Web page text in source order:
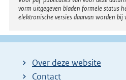
vorm uitgegeven bladen formele status
elektronische versies daarvan worden bij
Over deze website
Contact